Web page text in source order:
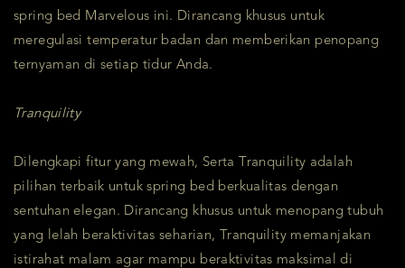
spring bed Marvelous ini. Dirancang khusus untuk
meregulasi temperatur badan dan memberikan penopang
ternyaman di setiap tidur Anda.
Tranquility
Dilengkapi fitur yang mewah, Serta Tranquility adalah
pilihan terbaik untuk spring bed berkualitas dengan
sentuhan elegan. Dirancang khusus untuk menopang tubuh
yang lelah beraktivitas seharian, Tranquility memanjakan
istirahat malam agar mampu beraktivitas maksimal di